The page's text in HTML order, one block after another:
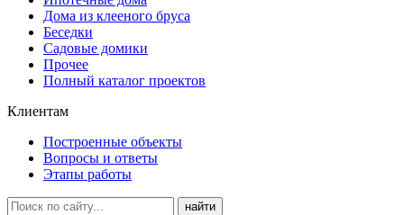
Дома из клееного бруса
Беседки
Садовые домики
Прочее
Полный каталог проектов
Клиентам
Построенные объекты
Вопросы и ответы
Этапы работы
найти